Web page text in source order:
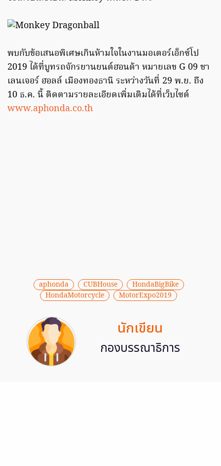
พบกับข้อเสนอพิเศษเกินห้ามใจในงานมอเตอร์เอ็กซ์โป
2019 ได้ที่บูทรถจักรยานยนต์ฮอนด้า หมายเลข G 09 ชา
เลนเจอร์ ฮอลล์ เมืองทองธานี ระหว่างวันที่ 29 พ.ย. ถึง
10 ธ.ค. นี้ ติดตามรายละเอียดเพิ่มเติมได้ที่เว็บไซต์
www.aphonda.co.th
aphonda CUBHouse
HondaBigBike
HondaMotorcycle
MotorExpo2019
นักเขียน
กองบรรณาธิการ